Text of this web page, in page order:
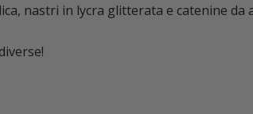
nastri in lycra glitterata e catenine da